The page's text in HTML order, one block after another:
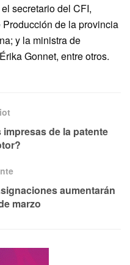
secretario del CFI,
de la provincia
y la ministra de
Gonnet, entre otros.
de la patente
aumentarán
marzo